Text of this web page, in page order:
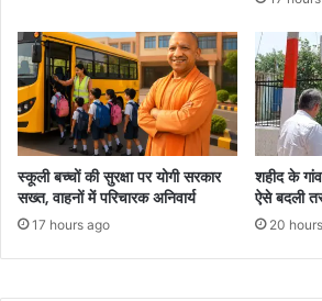
स्कूली बच्चों की सुरक्षा पर योगी सरकार
सख्त, वाहनों में परिचारक अनिवार्य
17 hours ago
शहीद के गांव
ऐसे बदली
20